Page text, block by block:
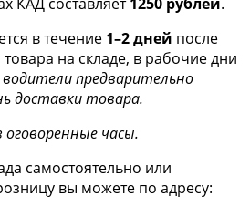
в течение 1–2 дней после
на складе, в рабочие дни
предварительно
доставки товара.
часы.
самостоятельно или
вы можете по адресу: